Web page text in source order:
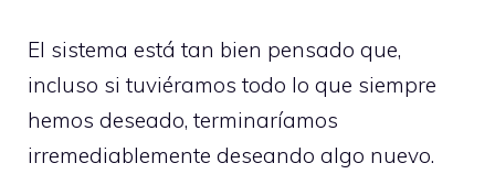
El sistema está tan bien pensado que,
incluso si tuviéramos todo lo que siempre
hemos deseado, terminaríamos
irremediablemente deseando algo nuevo.